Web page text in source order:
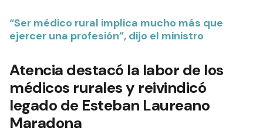
“Ser médico rural implica mucho más que
ejercer una profesión”, dijo el ministro
Atencia destacó la labor de los
médicos rurales y reivindicó
legado de Esteban Laureano
Maradona